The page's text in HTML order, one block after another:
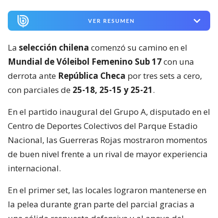
VER RESUMEN
La selección chilena comenzó su camino en el
Mundial de Vóleibol Femenino Sub 17con una
derrota ante República Checa por tres sets a cero,
con parciales de 25-18, 25-15 y 25-21.
En el partido inaugural del Grupo A, disputado en el
Centro de Deportes Colectivos del Parque Estadio
Nacional, las Guerreras Rojas mostraron momentos
de buen nivel frente a un rival de mayor experiencia
internacional.
En el primer set, las locales lograron mantenerse en
la pelea durante gran parte del parcial gracias a